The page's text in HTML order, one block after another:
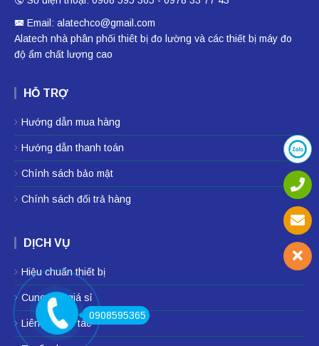
Email: alatechco@gmail.com
Alatech nhà phân phối thiêt bị đo lường và các thiết bị máy đo
độ ẩm chất lượng cao
HỖ TRỢ
Hướng dẫn mua hàng
Hướng dẫn thanh toán
Chính sách bảo mật
Chính sách đổi trả hàng
DỊCH VỤ
Hiệu chuẩn thiết bị
Cung cấp giá sỉ
Liên hệ hợp tác
0908595365